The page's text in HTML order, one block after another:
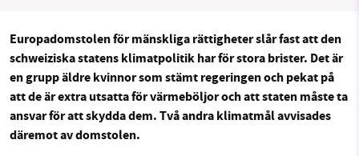
Sparade inlägg
Facebook Instagram BlueSky
Threads
Europadomstolen för mänskliga rättigheter slår fast att den
schweiziska statens klimatpolitik har för stora brister. Det är
en grupp äldre kvinnor som stämt regeringen och pekat på
att de är extra utsatta för värmeböljor och att staten måste ta
ansvar för att skydda dem. Två andra klimatmål avvisades
däremot av domstolen.
SMB kämpar för en hållbar framtid. Sedan